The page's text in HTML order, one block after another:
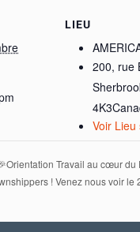
LIEU
200, rue
4K3
Voir Lieu
Travail au cœur du
! Venez nous voir le